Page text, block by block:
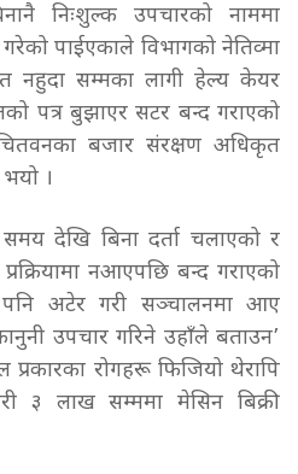
निःशुल्क उपचारको नाममा
पाईएकाले विभागको नेतिव्मा
नहुदा सम्मका लागी हेल्य केयर
पत्र बुझाएर सटर बन्द गराएको
बजार संरक्षण अधिकृत
।
समय देखि बिना दर्ता चलाएको र
नआएपछि बन्द गराएको
अटेर गरी सञ्चालनमा आए
उपचार गरिने उहाँले बताउन’
प्रकारका रोगहरू फिजियो थेरापि
३ लाख सम्ममा मेसिन बिक्री